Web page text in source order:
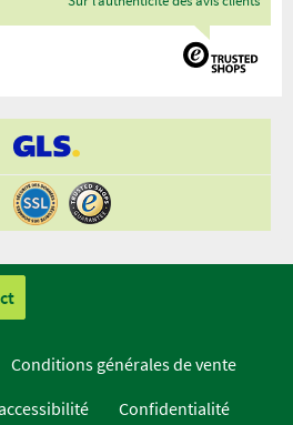
Conditions générales de vente
Confidentialité